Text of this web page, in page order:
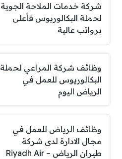
شركة خدمات الملاحة الجوية
لحملة البكالوريوس فأعلى
برواتب عالية
وظائف شركة المراعي لحملة
البكالوريوس للعمل في
الرياض اليوم
وظائف الرياض للعمل في
مجال الادارة لدى شركة
طيران الرياض – Riyadh Air